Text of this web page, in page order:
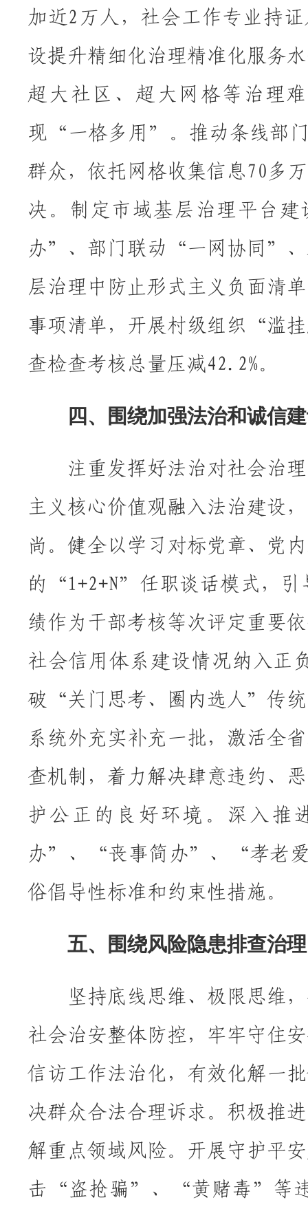
加近2万人，社会工作专业持
设提升精细化治理精准化服务
超大社区、超大网格等治理
现“一格多用”。推动条线部
群众，依托网格收集信息70多
决。制定市域基层治理平台
办”、部门联动“一网协同”、
层治理中防止形式主义负面清
事项清单，开展村级组织“滥
查检查考核总量压减42.2%。
四、围绕加强法治和诚信
注重发挥好法治对社会治理
主义核心价值观融入法治建设
尚。健全以学习对标党章、党
的
“1+2+N”任职谈话模式，
绩作为干部考核等次评定重要
社会信用体系建设情况纳入正
破“关门思考、圈内选人”传统
系统外充实补充一批，激活
查机制，着力解决肆意违约、
护公正的良好环境。深入
办”、“丧事简办”、“孝老爱
俗倡导性标准和约束性措施。
五、围绕风险隐患排查治
坚持底线思维、极限思维，
社会治安整体防控，牢牢守住
信访工作法治化，有效化解一
决群众合法合理诉求。积极推
解重点领域风险。开展守护平
击“盗抢骗”、“黄赌毒”等违